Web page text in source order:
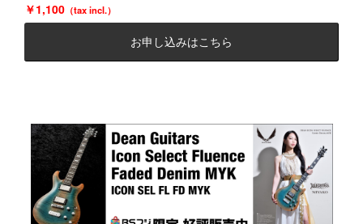
1,100
お申し込みはこちら